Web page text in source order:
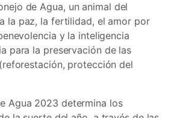
de Agua, un animal del
la paz, la fertilidad, el amor por
y la inteligencia
para la preservación de las
protección del
Agua 2023 determina los